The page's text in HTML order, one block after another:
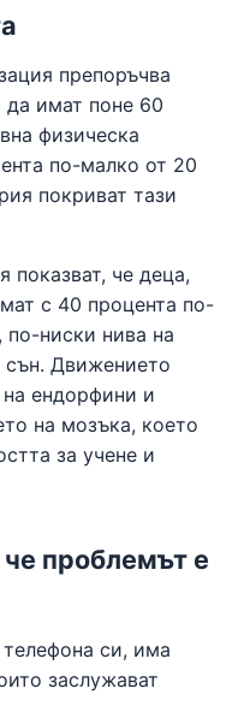
препоръчва
имат поне 60
физическа
по-малко от 20
покриват тази
показват, че деца,
с 40 процента по-
по-ниски нива на
сън. Движението
ендорфини и
на мозъка, което
за учене и
проблемът е
си, има
заслужават